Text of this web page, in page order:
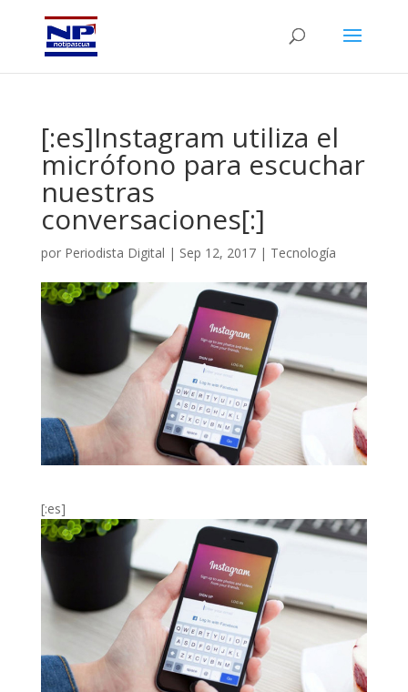
[:es]Instagram utiliza el
micrófono para escuchar
nuestras
conversaciones[:]
por Periodista Digital | Sep 12, 2017| Tecnología
[:es]